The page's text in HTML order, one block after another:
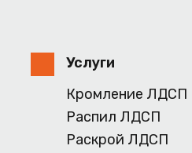
Услуги
Кромление ЛДСП
Распил ЛДСП
Раскрой ЛДСП